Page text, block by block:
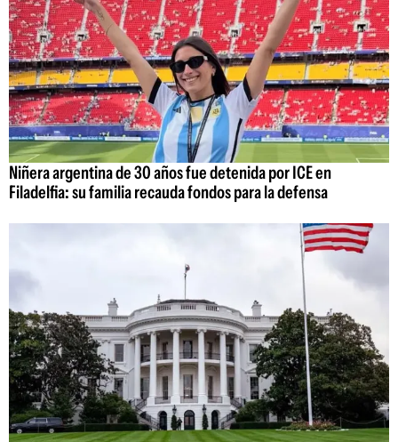
Niñera argentina de 30 años fue detenida por ICE en
Filadelfia: su familia recauda fondos para la defensa